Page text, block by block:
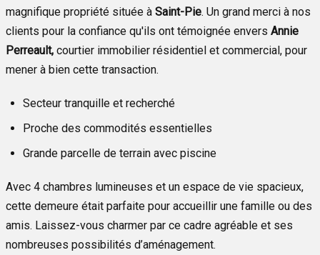
magnifique propriété située à Saint-Pie. Un grand merci à nos
clients pour la confiance qu'ils ont témoignée envers Annie
Perreault, courtier immobilier résidentiel et commercial, pour
mener à bien cette transaction.
Secteur tranquille et recherché
Proche des commodités essentielles
Grande parcelle de terrain avec piscine
Avec 4 chambres lumineuses et un espace de vie spacieux,
cette demeure était parfaite pour accueillir une famille ou des
amis. Laissez-vous charmer par ce cadre agréable et ses
nombreuses possibilités d’aménagement.